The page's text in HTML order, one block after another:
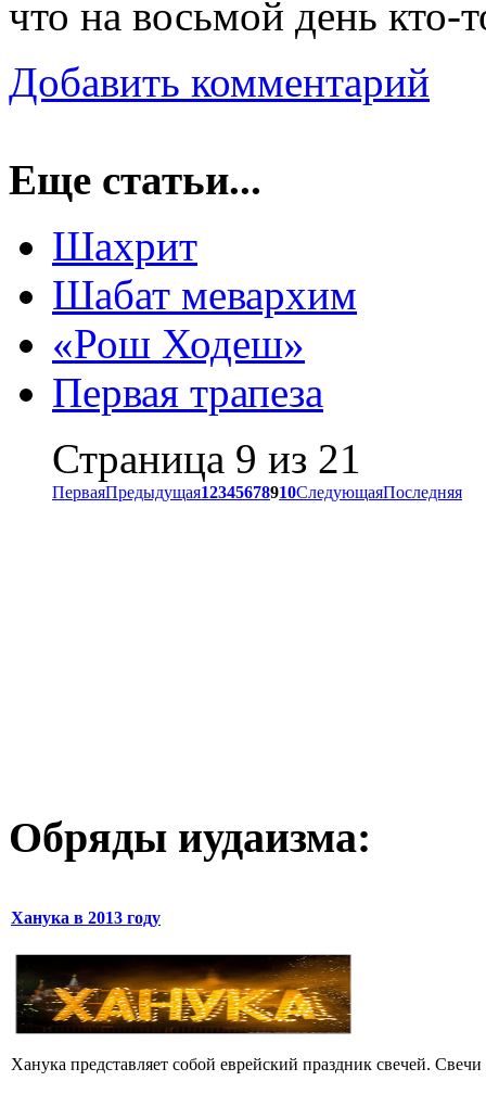
что на восьмой день кто-
Добавить комментарий
Еще статьи...
Шахрит
Шабат мевархим
«Рош Ходеш»
Первая трапеза
Страница 9 из 21
ПерваяПредыдущая12345678910СледующаяПоследняя
Обряды иудаизма:
Ханука в 2013 году
Ханука представляет собой еврейский праздник свечей.